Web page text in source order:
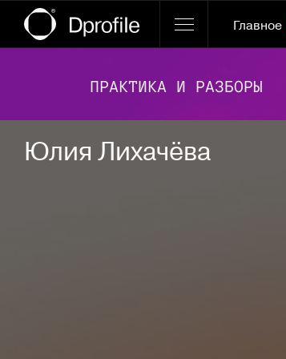
Главное
Юлия Лихачёва